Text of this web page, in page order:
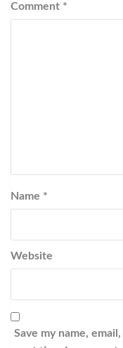
Comment *
Name *
Website
Save my name,